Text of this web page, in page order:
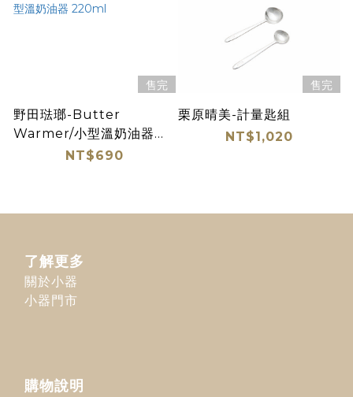
售完
野田琺瑯-Butter
Warmer/小型溫奶油器
NT$690
售完
栗原晴美-計量匙組
NT$1,020
了解更多
關於小器
小器門市
購物說明